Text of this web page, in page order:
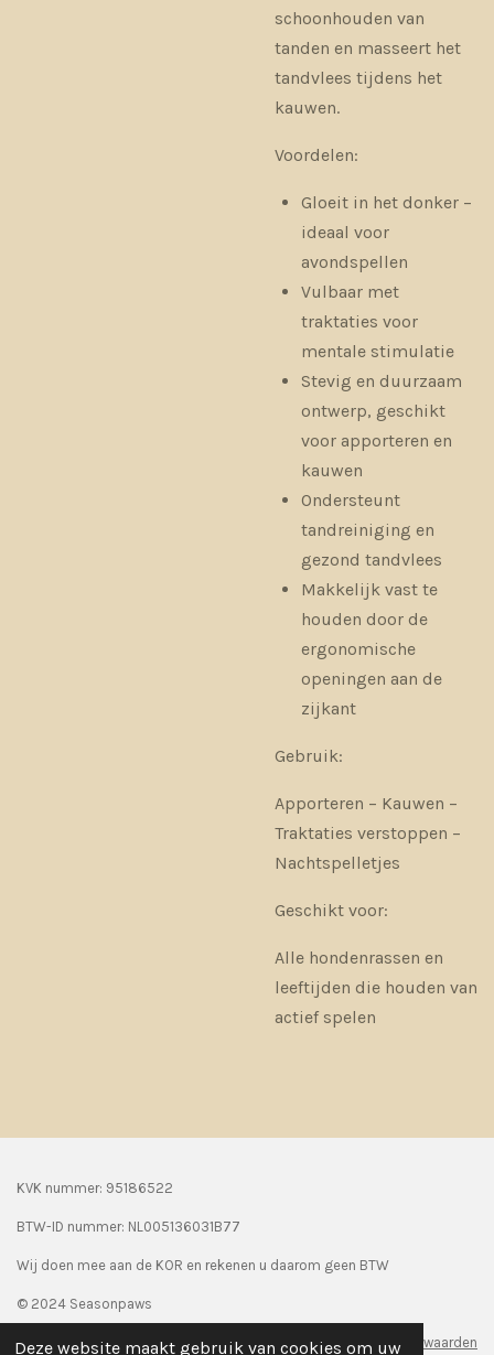
Deze website maakt gebruik van cookies om uw
schoonhouden van
tanden en masseert het
tandvlees tijdens het
kauwen.
Voordelen:
Gloeit in het donker –
ideaal voor
avondspellen
Vulbaar met
traktaties voor
mentale stimulatie
Stevig en duurzaam
ontwerp, geschikt
voor apporteren en
kauwen
Ondersteunt
tandreiniging en
gezond tandvlees
Makkelijk vast te
houden door de
ergonomische
openingen aan de
zijkant
Gebruik:
Apporteren – Kauwen –
Traktaties verstoppen –
Nachtspelletjes
Geschikt voor:
Alle hondenrassen en
leeftijden die houden van
actief spelen
KVK nummer: 95186522
BTW-ID nummer: NL005136031B77
Wij doen mee aan de KOR en rekenen u daarom geen BTW
© 2024 Seasonpaws
Algemene voorwaarden